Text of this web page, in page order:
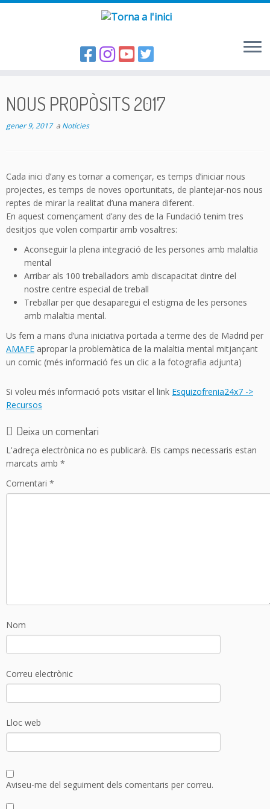
to
content
NOUS PROPÒSITS 2017
gener 9, 2017a Notícies
Cada inici d’any es tornar a començar, es temps d’iniciar nous
projectes, es temps de noves oportunitats, de plantejar-nos nous
reptes de mirar la realitat d’una manera diferent.
En aquest començament d’any des de la Fundació tenim tres
desitjos que volen compartir amb vosaltres:
Aconseguir la plena integració de les persones amb malaltia
mental
Arribar als 100 treballadors amb discapacitat dintre del
nostre centre especial de treball
Treballar per que desaparegui el estigma de les persones
amb malaltia mental.
Us fem a mans d’una iniciativa portada a terme des de Madrid per
AMAFE apropar la problemàtica de la malaltia mental mitjançant
un comic (més informació fes un clic a la fotografia adjunta)
Si voleu més informació pots visitar el link Esquizofrenia24x7 ->
Recursos
Deixa un comentari
L'adreça electrònica no es publicarà. Els camps necessaris estan
marcats amb *
Comentari *
Nom
Correu electrònic
Lloc web
Aviseu-me del seguiment dels comentaris per correu.